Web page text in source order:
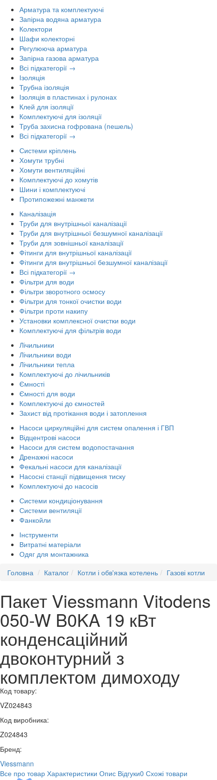
Арматура та комплектуючі
Запірна водяна арматура
Колектори
Шафи колекторні
Регулююча арматура
Запірна газова арматура
Всі підкатегорії →
Ізоляція
Трубна ізоляція
Ізоляція в пластинах і рулонах
Клей для ізоляції
Комплектуючі для ізоляції
Труба захисна гофрована (пешель)
Всі підкатегорії →
Системи кріплень
Хомути трубні
Хомути вентиляційні
Комплектуючі до хомутів
Шини і комплектуючі
Протипожежні манжети
Каналізація
Труби для внутрішньої каналізації
Труби для внутрішньої безшумної каналізації
Труби для зовнішньої каналізації
Фітинги для внутрішньої каналізації
Фітинги для внутрішньої безшумної каналізації
Всі підкатегорії →
Фільтри для води
Фільтри зворотного осмосу
Фільтри для тонкої очистки води
Фільтри проти накипу
Установки комплексної очистки води
Комплектуючі для фільтрів води
Лічильники
Лічильники води
Лічильники тепла
Комплектуючі до лічильників
Ємності
Ємності для води
Комплектуючі до ємностей
Захист від протікання води і затоплення
Насоси циркуляційні для систем опалення і ГВП
Відцентрові насоси
Насоси для систем водопостачання
Дренажні насоси
Фекальні насоси для каналізації
Насосні станції підвищення тиску
Комплектуючі до насосів
Системи кондиціонування
Системи вентиляції
Фанкойли
Інструменти
Витратні матеріали
Одяг для монтажника
Головна
Каталог Котли і обв'язка котелень Газові котли
Пакет Viessmann Vitodens
050-W B0KA 19 кВт
конденсаційний
двоконтурний з
комплектом димоходу
Код товару:
VZ024843
Код виробника:
Z024843
Бренд:
Viessmann
Все про товар Характеристики Опис Відгуки0 Схожі товари